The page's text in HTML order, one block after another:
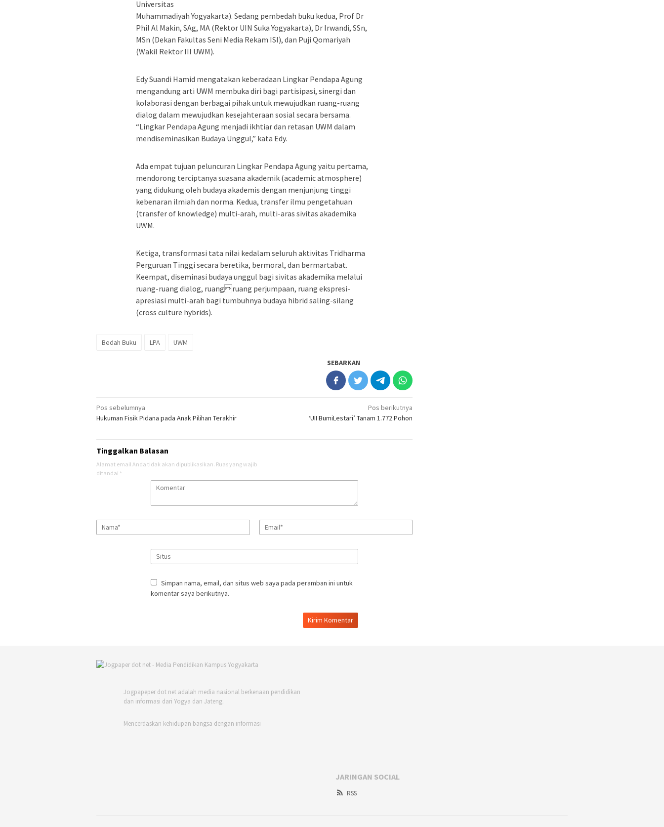
Universitas
Muhammadiyah Yogyakarta). Sedang pembedah buku kedua, Prof Dr
Phil Al Makin, SAg, MA (Rektor UIN Suka Yogyakarta), Dr Irwandi, SSn,
MSn (Dekan Fakultas Seni Media Rekam ISI), dan Puji Qomariyah
(Wakil Rektor III UWM).
Edy Suandi Hamid mengatakan keberadaan Lingkar Pendapa Agung
mengandung arti UWM membuka diri bagi partisipasi, sinergi dan
kolaborasi dengan berbagai pihak untuk mewujudkan ruang-ruang
dialog dalam mewujudkan kesejahteraan sosial secara bersama.
“Lingkar Pendapa Agung menjadi ikhtiar dan retasan UWM dalam
mendiseminasikan Budaya Unggul,” kata Edy.
Ada empat tujuan peluncuran Lingkar Pendapa Agung yaitu pertama,
mendorong terciptanya suasana akademik (academic atmosphere)
yang didukung oleh budaya akademis dengan menjunjung tinggi
kebenaran ilmiah dan norma. Kedua, transfer ilmu pengetahuan
(transfer of knowledge) multi-arah, multi-aras sivitas akademika
UWM.
Ketiga, transformasi tata nilai kedalam seluruh aktivitas Tridharma
Perguruan Tinggi secara beretika, bermoral, dan bermartabat.
Keempat, diseminasi budaya unggul bagi sivitas akademika melalui
ruang-ruang dialog, ruangruang perjumpaan, ruang ekspresi-
apresiasi multi-arah bagi tumbuhnya budaya hibrid saling-silang
(cross culture hybrids).
Bedah Buku LPA UWM
SEBARKAN
Navigasi
pos
Pos sebelumnya
Hukuman Fisik Pidana pada Anak Pilihan Terakhir
Pos berikutnya
‘UII BumiLestari’ Tanam 1.772 Pohon
Tinggalkan Balasan
Alamat email Anda tidak akan dipublikasikan. Ruas yang wajib
ditandai *
Simpan nama, email, dan situs web saya pada peramban ini untuk
komentar saya berikutnya.
Jogpapeper dot net adalah media nasional berkenaan pendidikan
dan informasi dari Yogya dan Jateng.
Mencerdaskan kehidupan bangsa dengan informasi
JARINGAN SOCIAL
RSS